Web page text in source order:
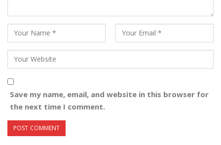
Save my name, email, and website in this browser for
the next time I comment.